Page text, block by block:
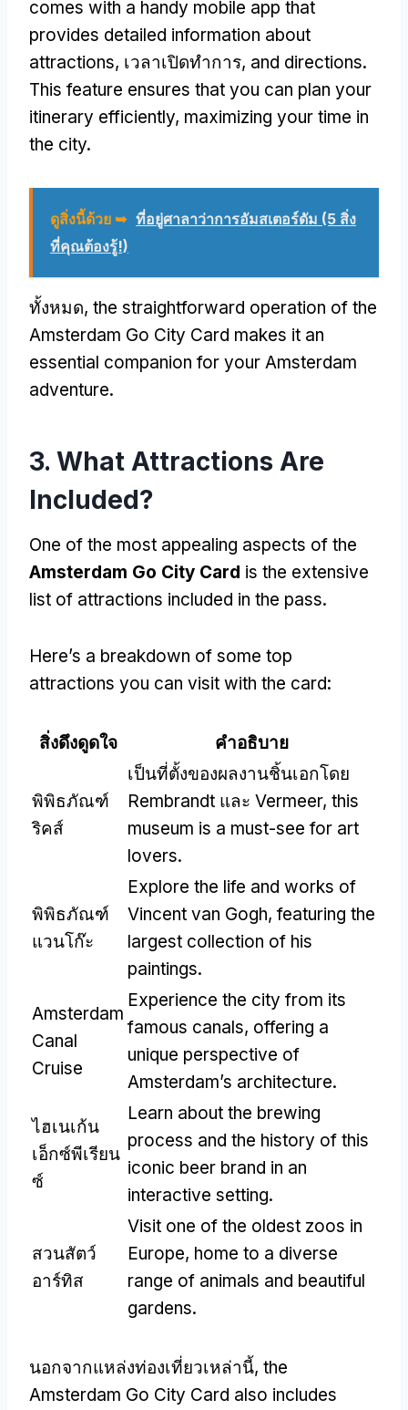
comes with a handy mobile app that
provides detailed information about
attractions, เวลาเปิดทําการ, and directions.
This feature ensures that you can plan your
itinerary efficiently, maximizing your time in
the city.
ดูสิ่งนี้ด้วย ➥ ที่อยู่ศาลาว่าการอัมสเตอร์ดัม (5 สิ่ง
ที่คุณต้องรู้!)
ทั้งหมด, the straightforward operation of the
Amsterdam Go City Card makes it an
essential companion for your Amsterdam
adventure.
3. What Attractions Are
Included?
One of the most appealing aspects of the
Amsterdam Go City Card is the extensive
list of attractions included in the pass.
Here’s a breakdown of some top
attractions you can visit with the card:
สิ่งดึงดูดใจ คำอธิบาย
พิพิธภัณฑ์
ริคส์
เป็นที่ตั้งของผลงานชิ้นเอกโดย
Rembrandt และ Vermeer, this
museum is a must-see for art
lovers.
พิพิธภัณฑ์
แวนโก๊ะ
Explore the life and works of
Vincent van Gogh, featuring the
largest collection of his
paintings.
Amsterdam
Canal
Cruise
Experience the city from its
famous canals, offering a
unique perspective of
Amsterdam’s architecture.
ไฮเนเก้น
เอ็กซ์พีเรียน
ซ์
Learn about the brewing
process and the history of this
iconic beer brand in an
interactive setting.
สวนสัตว์
อาร์ทิส
Visit one of the oldest zoos in
Europe, home to a diverse
range of animals and beautiful
gardens.
นอกจากแหล่งท่องเที่ยวเหล่านี้, the
Amsterdam Go City Card also includes